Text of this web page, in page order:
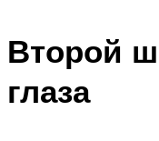
Второй
глаза